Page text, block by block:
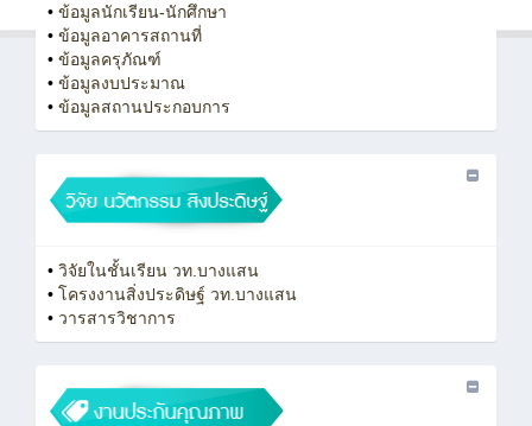
• ข้อมูลนักเรียน-นักศึกษา
• ข้อมูลอาคารสถานที่
• ข้อมูลครุภัณฑ์
• ข้อมูลงบประมาณ
• ข้อมูลสถานประกอบการ
• วิจัยในชั้นเรียน วท.บางแสน
• โครงงานสิ่งประดิษฐ์ วท.บางแสน
• วารสารวิชาการ